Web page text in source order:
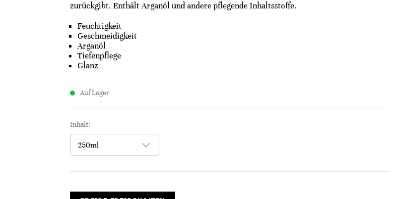
zurückgibt. Enthält Arganöl und andere pflegende Inhaltsstoffe.
Feuchtigkeit
Geschmeidigkeit
Arganöl
Tiefenpflege
Glanz
Auf Lager
Inhalt: